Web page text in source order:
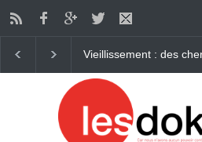
parviennent à "rajeunir"